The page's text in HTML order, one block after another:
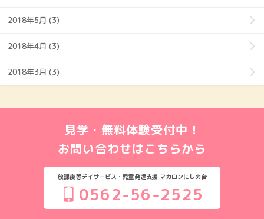
2018年5月 (3)
2018年4月 (3)
2018年3月 (3)
見学・無料体験受付中！
お問い合わせはこちらから
放課後等デイサービス・児童発達支援 マカロンにしの台
0562-56-2525